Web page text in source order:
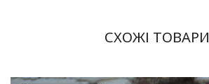
СХОЖІ ТОВАРИ